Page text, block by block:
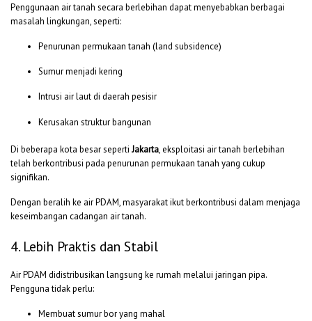
Penggunaan air tanah secara berlebihan dapat menyebabkan berbagai
masalah lingkungan, seperti:
Penurunan permukaan tanah (land subsidence)
Sumur menjadi kering
Intrusi air laut di daerah pesisir
Kerusakan struktur bangunan
Di beberapa kota besar seperti Jakarta, eksploitasi air tanah berlebihan
telah berkontribusi pada penurunan permukaan tanah yang cukup
signifikan.
Dengan beralih ke air PDAM, masyarakat ikut berkontribusi dalam menjaga
keseimbangan cadangan air tanah.
4. Lebih Praktis dan Stabil
Air PDAM didistribusikan langsung ke rumah melalui jaringan pipa.
Pengguna tidak perlu:
Membuat sumur bor yang mahal